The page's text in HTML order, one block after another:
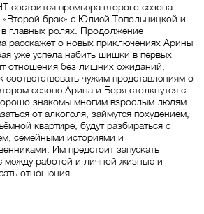
состоится премьера второго сезона
брак» с Юлией Топольницкой и
главных ролях. Продолжение
расскажет о новых приключениях Арины
уже успела набить шишки в первых
отношения без лишних ожиданий,
чужим представлениям о
сезоне Арина и Боря столкнутся с
знакомы многим взрослым людям.
от алкоголя, займутся похудением,
квартире, будут разбираться с
семейными историями и
Им предстоит запускать
между работой и личной жизнью и
отношения.